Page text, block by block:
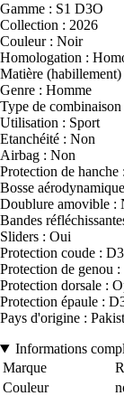
Gamme : S1 D3O
Collection : 2026
Couleur : Noir
Homologation :
Matière
Genre : Homme
Type de
Utilisation : Sport
Etanchéité : Non
Airbag : Non
Protection de
Bosse
Doublure amovible :
Bandes
Sliders : Oui
Protection coude :
Protection de genou
Protection dorsale :
Protection épaule :
Pays d'origine :
Informations
Marque
Couleur